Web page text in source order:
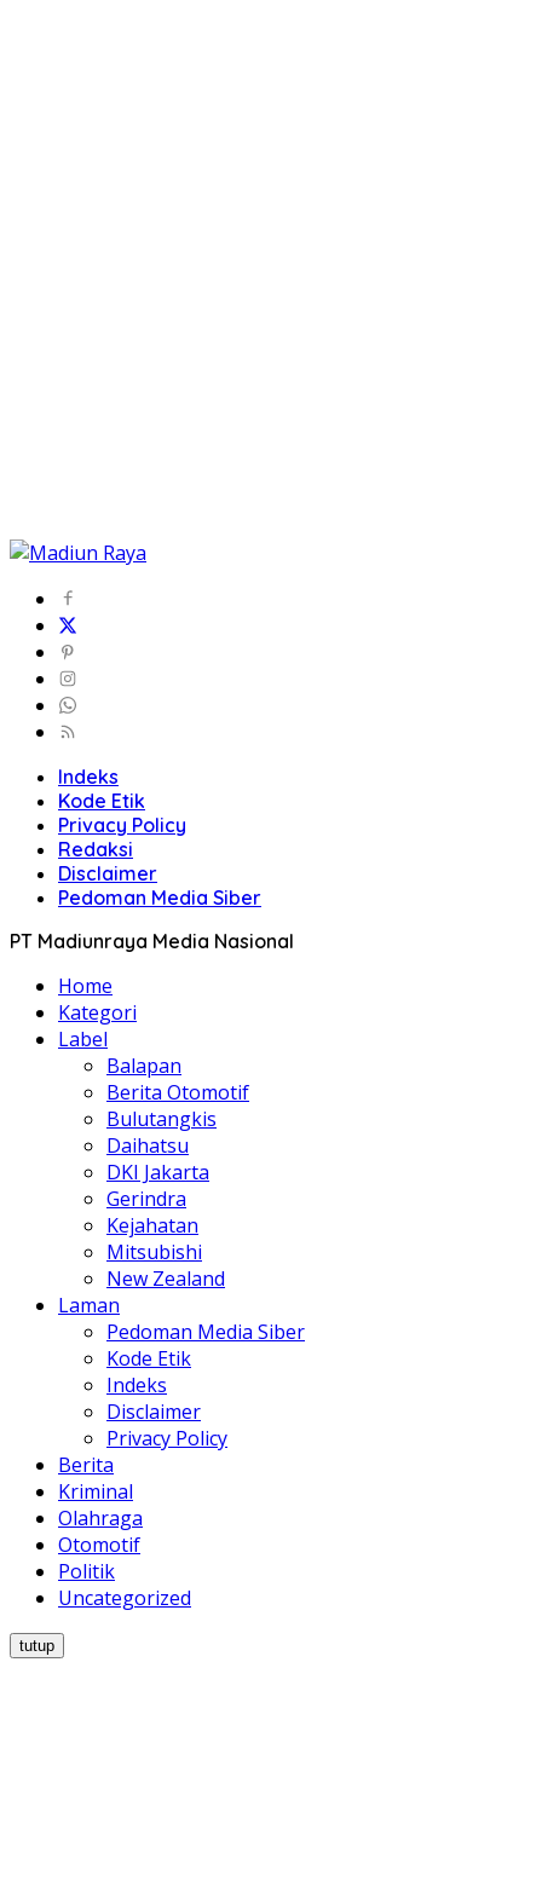
Indeks
Kode Etik
Privacy Policy
Redaksi
Disclaimer
Pedoman Media Siber
PT Madiunraya Media Nasional
Home
Kategori
Label
Balapan
Berita Otomotif
Bulutangkis
Daihatsu
DKI Jakarta
Gerindra
Kejahatan
Mitsubishi
New Zealand
Laman
Pedoman Media Siber
Kode Etik
Indeks
Disclaimer
Privacy Policy
Berita
Kriminal
Olahraga
Otomotif
Politik
Uncategorized
tutup